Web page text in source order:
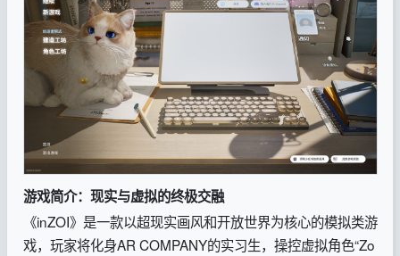
游戏简介：现实与虚拟的终极交融
《inZOI》是一款以超现实画风和开放世界为核心的模拟类游
戏，玩家将化身AR COMPANY的实习生，操控虚拟角色“Zo